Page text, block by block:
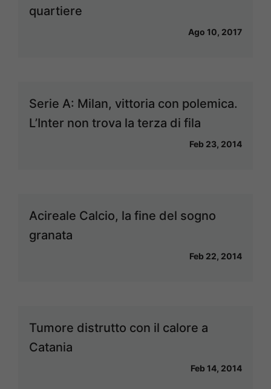
quartiere
Ago 10, 2017
Serie A: Milan, vittoria con polemica.
L’Inter non trova la terza di fila
Feb 23, 2014
Acireale Calcio, la fine del sogno
granata
Feb 22, 2014
Tumore distrutto con il calore a
Catania
Feb 14, 2014